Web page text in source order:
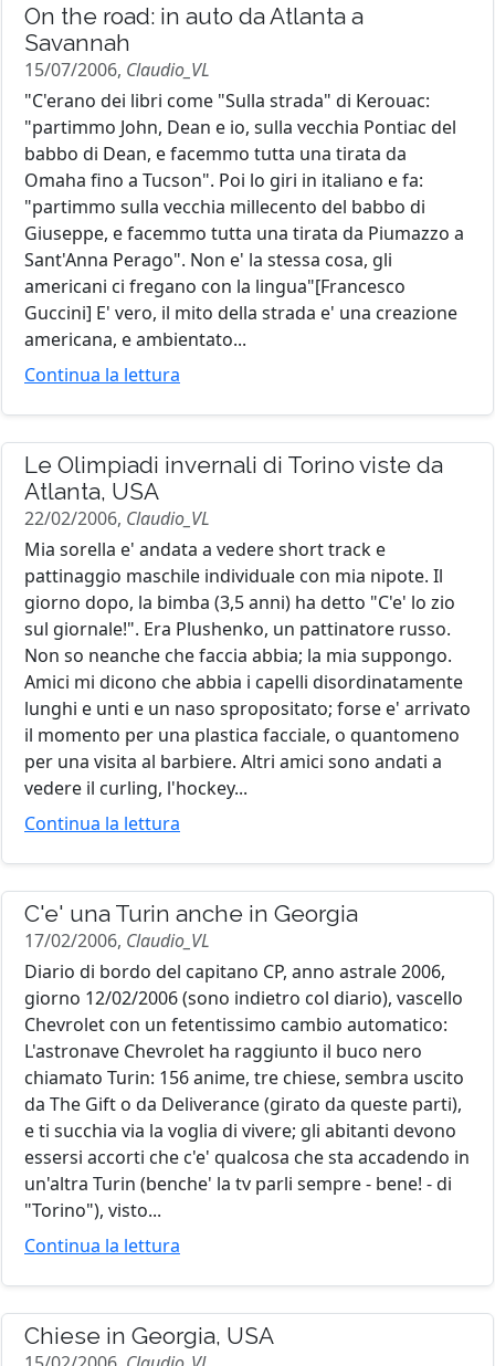
On the road: in auto da Atlanta a
Savannah
15/07/2006, Claudio_VL
"C'erano dei libri come "Sulla strada" di Kerouac:
"partimmo John, Dean e io, sulla vecchia Pontiac del
babbo di Dean, e facemmo tutta una tirata da
Omaha fino a Tucson". Poi lo giri in italiano e fa:
"partimmo sulla vecchia millecento del babbo di
Giuseppe, e facemmo tutta una tirata da Piumazzo a
Sant'Anna Perago". Non e' la stessa cosa, gli
americani ci fregano con la lingua"[Francesco
Guccini] E' vero, il mito della strada e' una creazione
americana, e ambientato...
Continua la lettura
Le Olimpiadi invernali di Torino viste da
Atlanta, USA
22/02/2006, Claudio_VL
Mia sorella e' andata a vedere short track e
pattinaggio maschile individuale con mia nipote. Il
giorno dopo, la bimba (3,5 anni) ha detto "C'e' lo zio
sul giornale!". Era Plushenko, un pattinatore russo.
Non so neanche che faccia abbia; la mia suppongo.
Amici mi dicono che abbia i capelli disordinatamente
lunghi e unti e un naso spropositato; forse e' arrivato
il momento per una plastica facciale, o quantomeno
per una visita al barbiere. Altri amici sono andati a
vedere il curling, l'hockey...
Continua la lettura
C'e' una Turin anche in Georgia
17/02/2006, Claudio_VL
Diario di bordo del capitano CP, anno astrale 2006,
giorno 12/02/2006 (sono indietro col diario), vascello
Chevrolet con un fetentissimo cambio automatico:
L'astronave Chevrolet ha raggiunto il buco nero
chiamato Turin: 156 anime, tre chiese, sembra uscito
da The Gift o da Deliverance (girato da queste parti),
e ti succhia via la voglia di vivere; gli abitanti devono
essersi accorti che c'e' qualcosa che sta accadendo in
un'altra Turin (benche' la tv parli sempre - bene! - di
"Torino"), visto...
Continua la lettura
Chiese in Georgia, USA